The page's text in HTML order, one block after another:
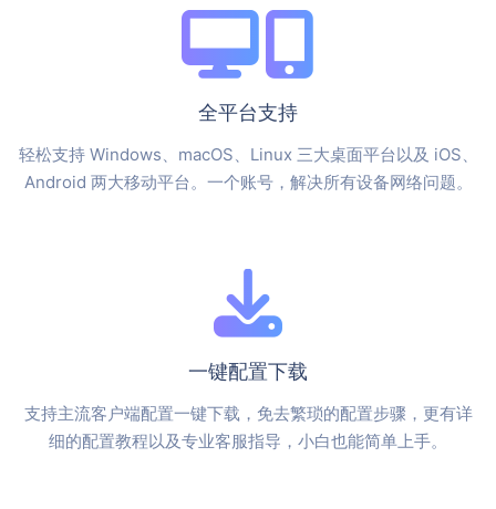
全平台支持
轻松支持 Windows、macOS、Linux 三大桌面平台以及 iOS、
Android 两大移动平台。一个账号，解决所有设备网络问题。
一键配置下载
支持主流客户端配置一键下载，免去繁琐的配置步骤，更有详
细的配置教程以及专业客服指导，小白也能简单上手。